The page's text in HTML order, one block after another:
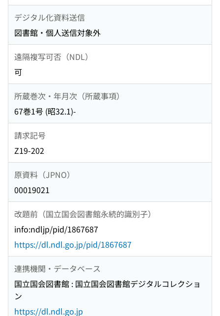
デジタル化資料送信
図書館・個人送信対象外
遠隔複写可否（NDL）
可
所蔵巻次・年月次（所蔵事項）
67巻1号 (昭32.1)-
請求記号
Z19-202
原資料（JPNO）
00019021
改題前（国立国会図書館永続的識別子）
info:ndljp/pid/1867687
https://dl.ndl.go.jp/pid/1867687
連携機関・データベース
国立国会図書館 : 国立国会図書館デジタルコレクショ
ン
https://dl.ndl.go.jp